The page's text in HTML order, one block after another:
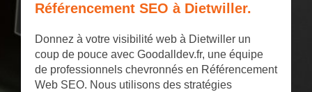
Référencement SEO à Dietwiller.
Donnez à votre visibilité web à Dietwiller un
coup de pouce avec Goodalldev.fr, une équipe
de professionnels chevronnés en Référencement
Web SEO. Nous utilisons des stratégies